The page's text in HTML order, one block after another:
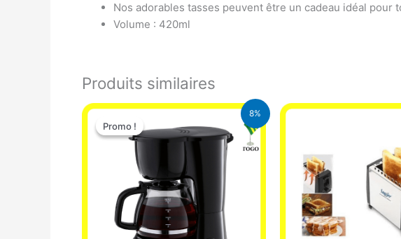
Nos adorables tasses peuvent être un cadeau idéal
Volume : 420ml
Produits similaires
8%
Promo !
Promo !
Le
initial
était :
25.000 CFA.
Le
actuel
est :
23.000 CFA.